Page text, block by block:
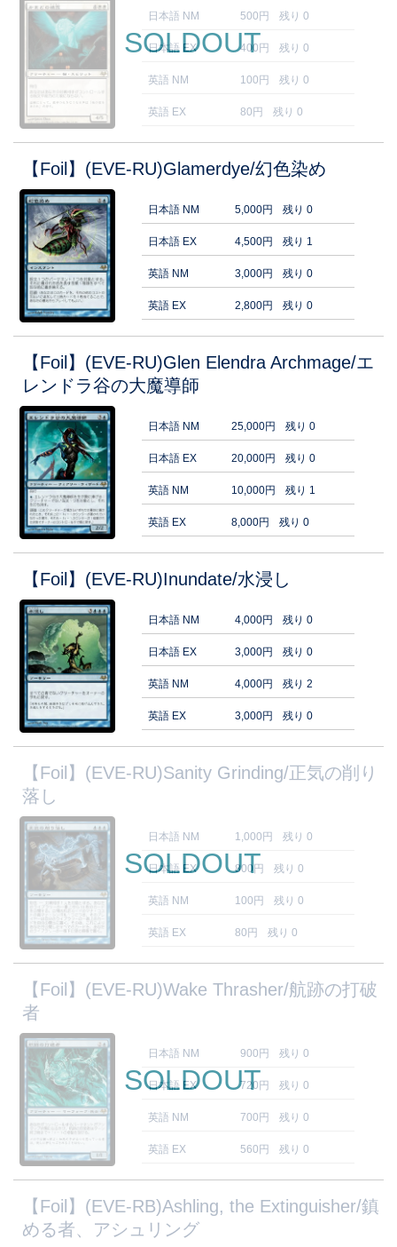
日本語 NM 500円 残り 0
日本語 EX 400円 残り 0
英語 NM 100円 残り 0
英語 EX 80円 残り 0
SOLDOUT
【Foil】(EVE-RU)Glamerdye/幻色染め
日本語 NM 5,000円 残り 0
日本語 EX 4,500円 残り 1
英語 NM 3,000円 残り 0
英語 EX 2,800円 残り 0
【Foil】(EVE-RU)Glen Elendra Archmage/エ
レンドラ谷の大魔導師
日本語 NM 25,000円 残り 0
日本語 EX 20,000円 残り 0
英語 NM 10,000円 残り 1
英語 EX 8,000円 残り 0
【Foil】(EVE-RU)Inundate/水浸し
日本語 NM 4,000円 残り 0
日本語 EX 3,000円 残り 0
英語 NM 4,000円 残り 2
英語 EX 3,000円 残り 0
【Foil】(EVE-RU)Sanity Grinding/正気の削り
落し
日本語 NM 1,000円 残り 0
日本語 EX 800円 残り 0
英語 NM 100円 残り 0
英語 EX 80円 残り 0
SOLDOUT
【Foil】(EVE-RU)Wake Thrasher/航跡の打破
者
日本語 NM 900円 残り 0
日本語 EX 720円 残り 0
英語 NM 700円 残り 0
英語 EX 560円 残り 0
SOLDOUT
【Foil】(EVE-RB)Ashling, the Extinguisher/鎮
める者、アシュリング